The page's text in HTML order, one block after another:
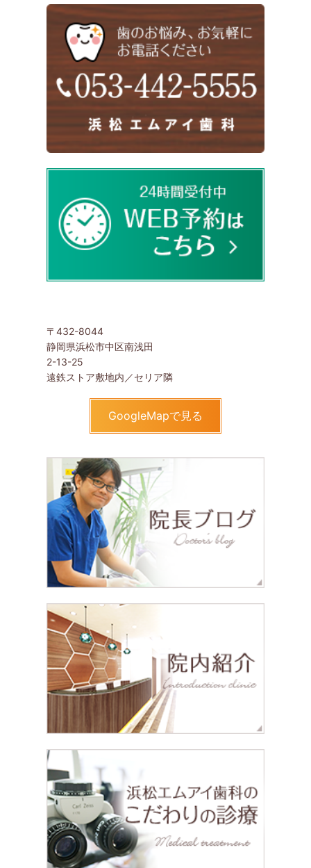
〒432-8044
静岡県浜松市中区南浅田
2-13-25
遠鉄ストア敷地内／セリア隣
GoogleMapで見る